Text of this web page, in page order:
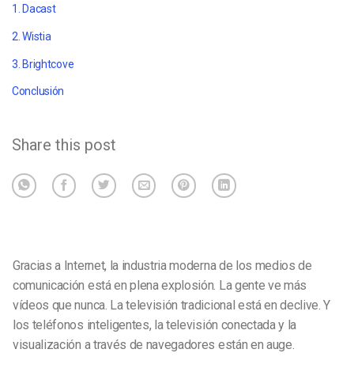
1. Dacast
2. Wistia
3. Brightcove
Conclusión
Share this post
Gracias a Internet, la industria moderna de los medios de
comunicación está en plena explosión. La gente ve más
vídeos que nunca. La televisión tradicional está en declive. Y
los teléfonos inteligentes, la televisión conectada y la
visualización a través de navegadores están en auge.